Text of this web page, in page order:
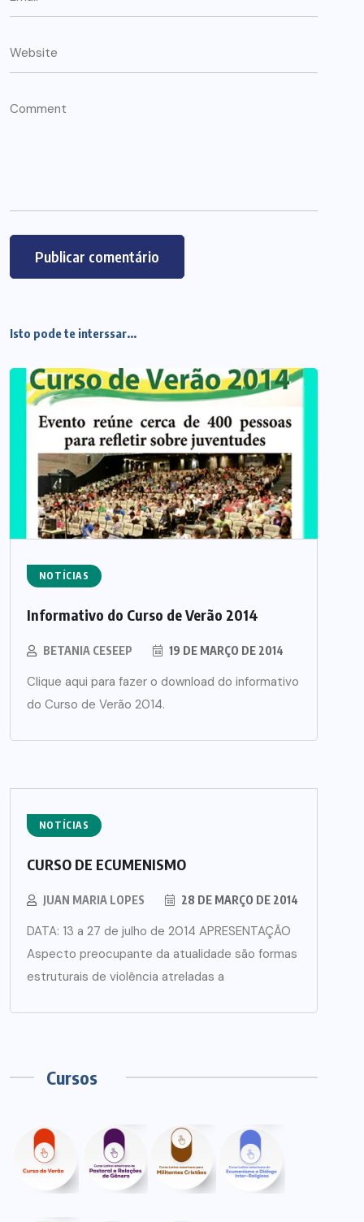
Isto pode te interssar...
NOTÍCIAS
Informativo do Curso de Verão 2014
BETANIA CESEEP 19 DE MARÇO DE 2014
Clique aqui para fazer o download do informativo
do Curso de Verão 2014.
NOTÍCIAS
CURSO DE ECUMENISMO
JUAN MARIA LOPES 28 DE MARÇO DE 2014
DATA: 13 a 27 de julho de 2014 APRESENTAÇÃO
Aspecto preocupante da atualidade são formas
estruturais de violência atreladas a
Cursos